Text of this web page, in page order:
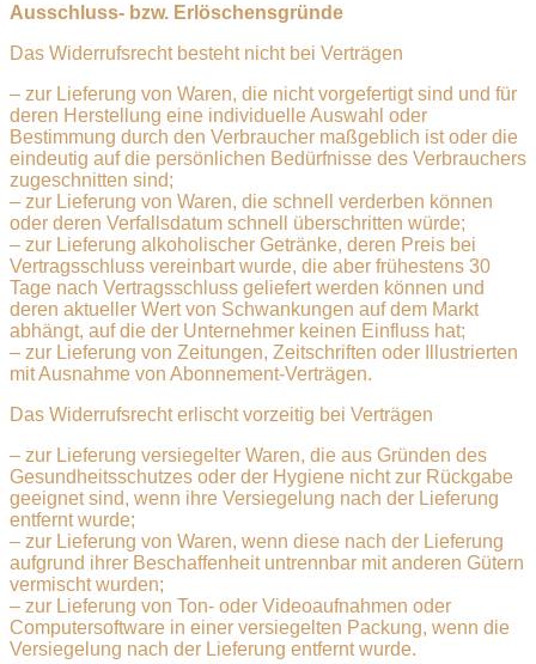
Ausschluss- bzw. Erlöschensgründe
Das Widerrufsrecht besteht nicht bei Verträgen
– zur Lieferung von Waren, die nicht vorgefertigt sind und für
deren Herstellung eine individuelle Auswahl oder
Bestimmung durch den Verbraucher maßgeblich ist oder die
eindeutig auf die persönlichen Bedürfnisse des Verbrauchers
zugeschnitten sind;
– zur Lieferung von Waren, die schnell verderben können
oder deren Verfallsdatum schnell überschritten würde;
– zur Lieferung alkoholischer Getränke, deren Preis bei
Vertragsschluss vereinbart wurde, die aber frühestens 30
Tage nach Vertragsschluss geliefert werden können und
deren aktueller Wert von Schwankungen auf dem Markt
abhängt, auf die der Unternehmer keinen Einfluss hat;
– zur Lieferung von Zeitungen, Zeitschriften oder Illustrierten
mit Ausnahme von Abonnement-Verträgen.
Das Widerrufsrecht erlischt vorzeitig bei Verträgen
– zur Lieferung versiegelter Waren, die aus Gründen des
Gesundheitsschutzes oder der Hygiene nicht zur Rückgabe
geeignet sind, wenn ihre Versiegelung nach der Lieferung
entfernt wurde;
– zur Lieferung von Waren, wenn diese nach der Lieferung
aufgrund ihrer Beschaffenheit untrennbar mit anderen Gütern
vermischt wurden;
– zur Lieferung von Ton- oder Videoaufnahmen oder
Computersoftware in einer versiegelten Packung, wenn die
Versiegelung nach der Lieferung entfernt wurde.